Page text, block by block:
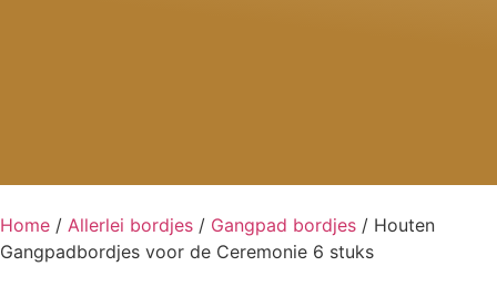
Home / Allerlei bordjes / Gangpad bordjes / Houten
Gangpadbordjes voor de Ceremonie 6 stuks